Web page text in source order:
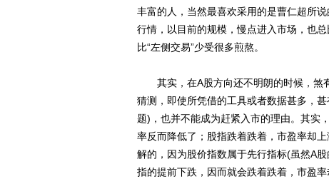
丰富的人，当然最喜欢采用的是曹仁超所
行情，以目前的规模，慢点进入市场，也
比“左侧交易”少受很多煎熬。
其实，在A股方向还不明朗的时候，煞
猜测，即使所凭借的工具或者数据甚多，
题)，也并不能成为赶紧入市的理由。其实
率反而降低了；股指跌着跌着，市盈率却
解的，因为股价指数属于先行指标(虽然A
指的提前下跌，因而就会跌着跌着，市盈率